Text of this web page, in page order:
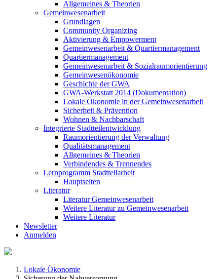
Allgemeines & Theorien
Gemeinwesenarbeit
Grundlagen
Community Organizing
Aktivierung & Empowerment
Gemeinwesenarbeit & Quartiermanagement
Quartiermanagement
Gemeinwesenarbeit & Sozialraumorientierung
Gemeinwesenökonomie
Geschichte der GWA
GWA-Werkstatt 2014 (Dokumentation)
Lokale Ökonomie in der Gemeinwesenarbeit
Sicherheit & Prävention
Wohnen & Nachbarschaft
Integrierte Stadtteilentwicklung
Raumorientierung der Verwaltung
Qualitätsmanagement
Allgemeines & Theorien
Verbindendes & Trennendes
Lernprogramm Stadtteilarbeit
Hauptseiten
Literatur
Literatur Gemeinwesenarbeit
Weitere Literatur zu Gemeinwesenarbeit
Weitere Literatur
Newsletter
Anmelden
Lokale Ökonomie